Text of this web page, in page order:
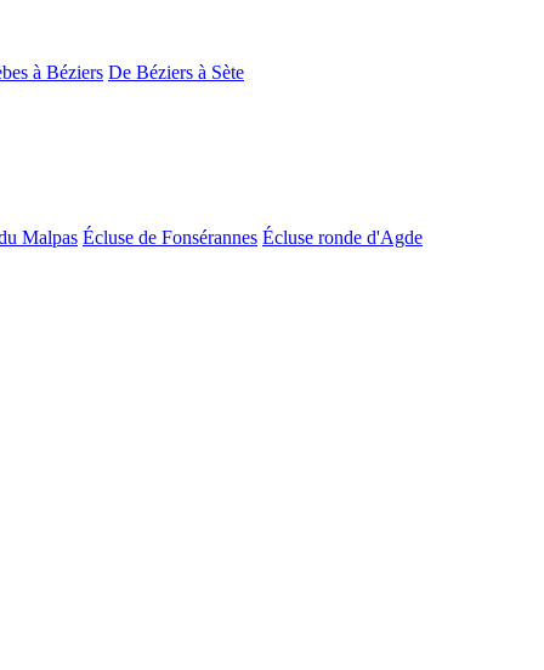
à Béziers De Béziers à Sète
Malpas Écluse de Fonsérannes Écluse ronde d'Agde